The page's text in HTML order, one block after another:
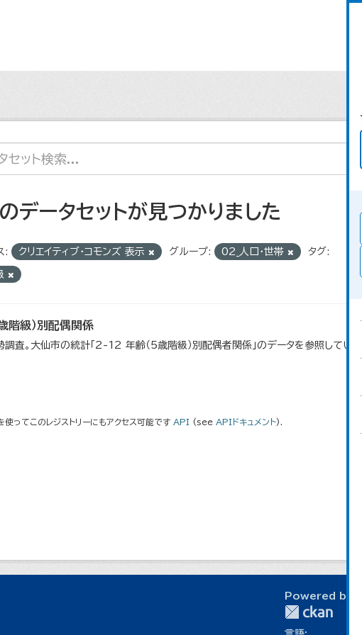
データセットが見つかりました
: クリエイティブ・コモンズ 表示 グループ: 02_人口・世帯 タグ:
階級）別配偶関係
調査。大仙市の統計「2-12 年齢（5歳階級）別配偶者関係」のデータを参照していま
ってこのレジストリーにもアクセス可能です API (see APIドキュメント).
Powered by